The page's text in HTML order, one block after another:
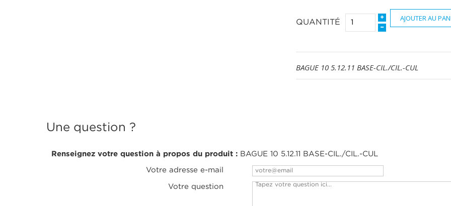
QUANTITÉ
AJOUTER AU
BAGUE 10 5.12.11 BASE-CIL./CIL.-CUL
Une question ?
Renseignez votre question à propos du produit : BAGUE 10 5.12.11 BASE-CIL./CIL.-CUL
Votre adresse e-mail
Votre question